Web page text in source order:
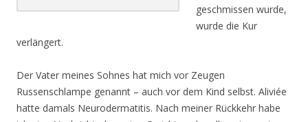
geschmissen wurde,
wurde die Kur
verlängert.
Der Vater meines Sohnes hat mich vor Zeugen
Russenschlampe genannt – auch vor dem Kind selbst. Aliviée
hatte damals Neurodermatitis. Nach meiner Rückkehr habe